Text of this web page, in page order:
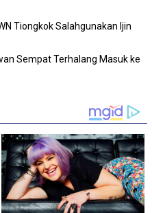
Tiongkok Salahgunakan Ijin
Sempat Terhalang Masuk ke